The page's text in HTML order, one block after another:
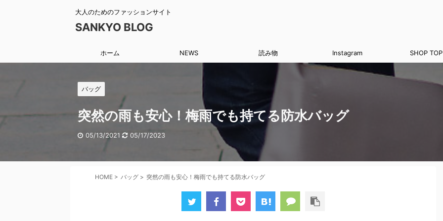
大人のためのファッションサイト
SANKYO BLOG
ホーム NEWS 読み物 Instagram SHOP TOP
バッグ
突然の雨も安心！梅雨でも持てる防水バッグ
05/13/2021 05/17/2023
HOME > バッグ > 突然の雨も安心！梅雨でも持てる防水バッグ